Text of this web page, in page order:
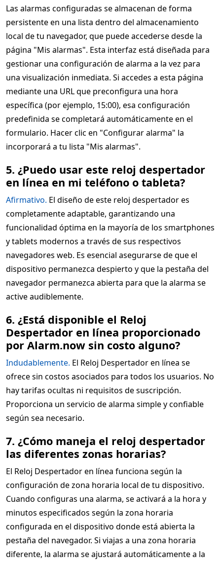
Las alarmas configuradas se almacenan de forma
persistente en una lista dentro del almacenamiento
local de tu navegador, que puede accederse desde la
página "Mis alarmas". Esta interfaz está diseñada para
gestionar una configuración de alarma a la vez para
una visualización inmediata. Si accedes a esta página
mediante una URL que preconfigura una hora
específica (por ejemplo, 15:00), esa configuración
predefinida se completará automáticamente en el
formulario. Hacer clic en "Configurar alarma" la
incorporará a tu lista "Mis alarmas".
5. ¿Puedo usar este reloj despertador
en línea en mi teléfono o tableta?
Afirmativo. El diseño de este reloj despertador es
completamente adaptable, garantizando una
funcionalidad óptima en la mayoría de los smartphones
y tablets modernos a través de sus respectivos
navegadores web. Es esencial asegurarse de que el
dispositivo permanezca despierto y que la pestaña del
navegador permanezca abierta para que la alarma se
active audiblemente.
6. ¿Está disponible el Reloj
Despertador en línea proporcionado
por Alarm.now sin costo alguno?
Indudablemente. El Reloj Despertador en línea se
ofrece sin costos asociados para todos los usuarios. No
hay tarifas ocultas ni requisitos de suscripción.
Proporciona un servicio de alarma simple y confiable
según sea necesario.
7. ¿Cómo maneja el reloj despertador
las diferentes zonas horarias?
El Reloj Despertador en línea funciona según la
configuración de zona horaria local de tu dispositivo.
Cuando configuras una alarma, se activará a la hora y
minutos especificados según la zona horaria
configurada en el dispositivo donde está abierta la
pestaña del navegador. Si viajas a una zona horaria
diferente, la alarma se ajustará automáticamente a la